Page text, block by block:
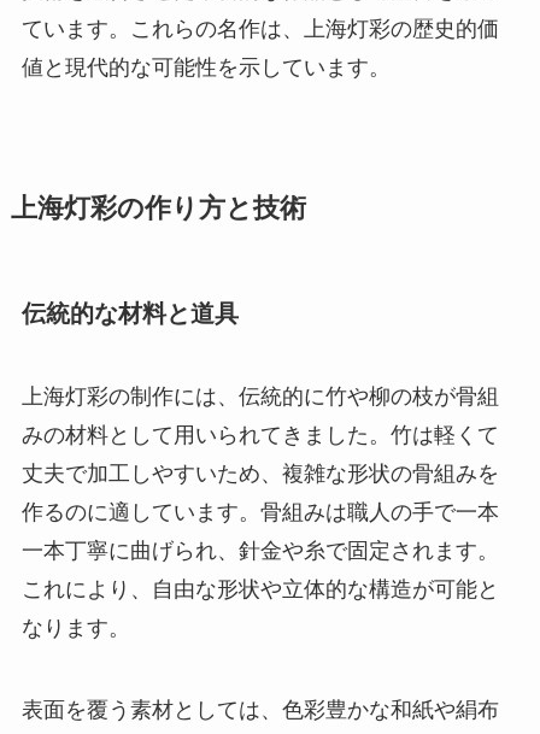
ています。これらの名作は、上海灯彩の歴史的価
値と現代的な可能性を示しています。
上海灯彩の作り方と技術
伝統的な材料と道具
上海灯彩の制作には、伝統的に竹や柳の枝が骨組
みの材料として用いられてきました。竹は軽くて
丈夫で加工しやすいため、複雑な形状の骨組みを
作るのに適しています。骨組みは職人の手で一本
一本丁寧に曲げられ、針金や糸で固定されます。
これにより、自由な形状や立体的な構造が可能と
なります。
表面を覆う素材としては、色彩豊かな和紙や絹布